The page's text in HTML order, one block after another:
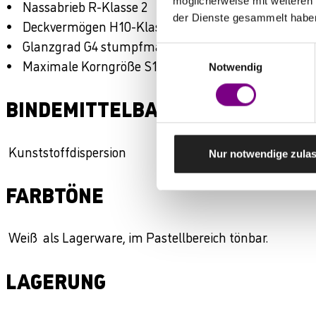
der Dienste gesammelt
Einwilligungsauswahl
Notwendig
Nur notwendige
Nassabrieb R-Klasse 2
Deckvermögen H10-Klasse 1, bei einer Ergiebigkeit
Glanzgrad G4 stumpfmatt
Maximale Korngröße S1 fein (< 100 µm)
BINDEMITTELBASIS / WIRKSTOFFE
Kunststoffdispersion
FARBTÖNE
Weiß als Lagerware, im Pastellbereich tönbar.
LAGERUNG